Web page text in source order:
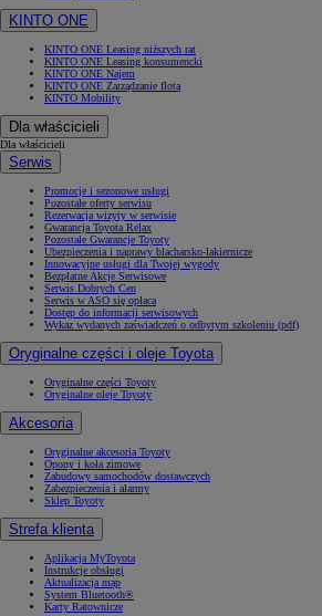
KINTO ONE
KINTO ONE Leasing niższych rat
KINTO ONE Leasing konsumencki
KINTO ONE Najem
KINTO ONE Zarządzanie flotą
KINTO Mobility
Dla właścicieli
Dla właścicieli
Serwis
Promocje i sezonowe usługi
Pozostałe oferty serwisu
Rezerwacja wizyty w serwisie
Gwarancja Toyota Relax
Pozostałe Gwarancje Toyoty
Ubezpieczenia i naprawy blacharsko-lakiernicze
Innowacyjne usługi dla Twojej wygody
Bezpłatne Akcje Serwisowe
Serwis Dobrych Cen
Serwis w ASO się opłaca
Dostęp do informacji serwisowych
Wykaz wydanych zaświadczeń o odbytym szkoleniu (pdf)
Oryginalne części i oleje Toyota
Oryginalne części Toyoty
Oryginalne oleje Toyoty
Akcesoria
Oryginalne akcesoria Toyoty
Opony i koła zimowe
Zabudowy samochodów dostawczych
Zabezpieczenia i alarmy
Sklep Toyoty
Strefa klienta
Aplikacja MyToyota
Instrukcje obsługi
Aktualizacja map
System Bluetooth®
Karty Ratownicze